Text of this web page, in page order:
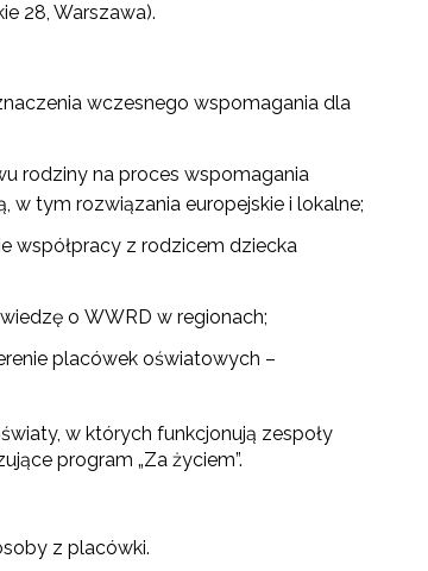
28, Warszawa).
wczesnego wspomagania dla
rodziny na proces wspomagania
w tym rozwiązania europejskie i lokalne;
współpracy z rodzicem dziecka
o WWRD w regionach;
placówek oświatowych –
w których funkcjonują zespoły
program „Za życiem”.
z placówki.